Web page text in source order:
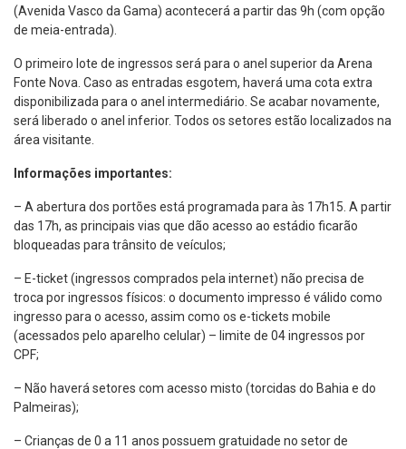
(Avenida Vasco da Gama) acontecerá a partir das 9h (com opção
de meia-entrada).
O primeiro lote de ingressos será para o anel superior da Arena
Fonte Nova. Caso as entradas esgotem, haverá uma cota extra
disponibilizada para o anel intermediário. Se acabar novamente,
será liberado o anel inferior. Todos os setores estão localizados na
área visitante.
Informações importantes:
– A abertura dos portões está programada para às 17h15. A partir
das 17h, as principais vias que dão acesso ao estádio ficarão
bloqueadas para trânsito de veículos;
– E-ticket (ingressos comprados pela internet) não precisa de
troca por ingressos físicos: o documento impresso é válido como
ingresso para o acesso, assim como os e-tickets mobile
(acessados pelo aparelho celular) – limite de 04 ingressos por
CPF;
– Não haverá setores com acesso misto (torcidas do Bahia e do
Palmeiras);
– Crianças de 0 a 11 anos possuem gratuidade no setor de